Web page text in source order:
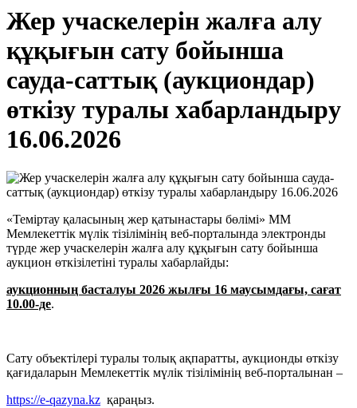
Жер учаскелерін жалға алу
құқығын сату бойынша
сауда-саттық (аукциондар)
өткізу туралы хабарландыру
16.06.2026
«Теміртау қаласының жер қатынастары бөлімі» ММ
Мемлекеттік мүлік тізілімінің веб-порталында электронды
түрде жер учаскелерін жалға алу құқығын сату бойынша
аукцион өткізілетіні туралы хабарлайды:
аукционның басталуы 2026 жылғы 16 маусымдағы, сағат
10.00-де.
Сату объектілері туралы толық ақпаратты, аукционды өткізу
қағидаларын Мемлекеттік мүлік тізілімінің веб-порталынан –
https://e-qazyna.kz қараңыз.